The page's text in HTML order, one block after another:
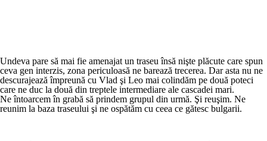
Undeva pare să mai fie amenajat un traseu însă nişte plăcute care spun
ceva gen interzis, zona periculoasă ne barează trecerea. Dar asta nu ne
descurajează împreună cu Vlad şi Leo mai colindăm pe două poteci
care ne duc la două din treptele intermediare ale cascadei mari.
Ne întoarcem în grabă să prindem grupul din urmă. Şi reuşim. Ne
reunim la baza traseului şi ne ospătăm cu ceea ce gătesc bulgarii.